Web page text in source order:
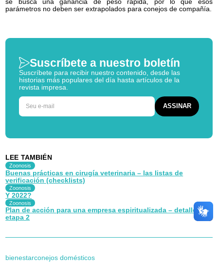
se busca una ganancia de peso rápida, por lo que esos
parámetros no deben ser extrapolados para conejos de compañía.
Suscríbete a nuestro boletín
Suscríbete para recibir nuestro contenido, desde las
historias más populares del día hasta artículos de la
revista impresa.
LEE TAMBIÉN
Zoonosis
Buenas prácticas en cirugía veterinaria – las listas de
verificación (checklists)
Zoonosis
Y 2022?
Zoonosis
Plan de acción para una empresa espiritualizada – detalles –
etapa 2
bienestarconejos domésticos